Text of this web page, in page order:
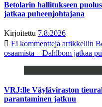
Betolarin hallitukseen
jatkaa puheenjohtajana
Kirjoitettu 7.8.2026
Ei kommentteja artikkeliin
osaamista – Dahlbom jatkaa
VRJ:lle Väyläviraston
parantaminen jatkuu